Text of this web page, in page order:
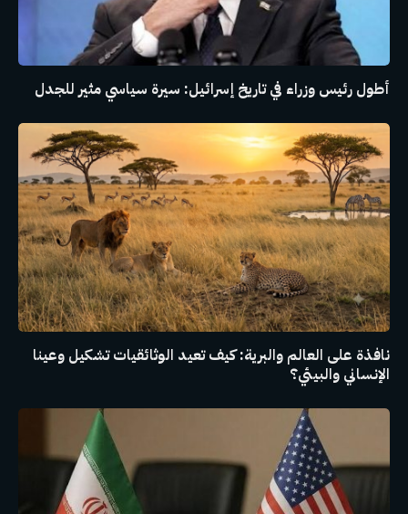
أطول رئيس وزراء في تاريخ إسرائيل: سيرة سياسي مثير للجدل
نافذة على العالم والبرية: كيف تعيد الوثائقيات تشكيل وعينا
الإنساني والبيئي؟